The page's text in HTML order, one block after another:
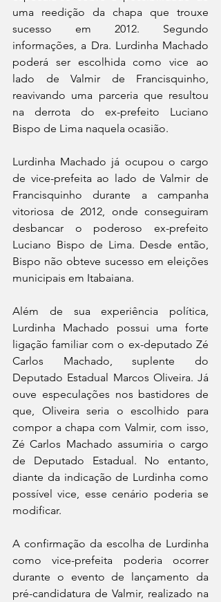
uma reedição da chapa que trouxe
sucesso em 2012. Segundo
informações, a Dra. Lurdinha Machado
poderá ser escolhida como vice ao
lado de Valmir de Francisquinho,
reavivando uma parceria que resultou
na derrota do ex-prefeito Luciano
Bispo de Lima naquela ocasião.
Lurdinha Machado já ocupou o cargo
de vice-prefeita ao lado de Valmir de
Francisquinho durante a campanha
vitoriosa de 2012, onde conseguiram
desbancar o poderoso ex-prefeito
Luciano Bispo de Lima. Desde então,
Bispo não obteve sucesso em eleições
municipais em Itabaiana.
Além de sua experiência política,
Lurdinha Machado possui uma forte
ligação familiar com o ex-deputado Zé
Carlos Machado, suplente do
Deputado Estadual Marcos Oliveira. Já
ouve especulações nos bastidores de
que, Oliveira seria o escolhido para
compor a chapa com Valmir, com isso,
Zé Carlos Machado assumiria o cargo
de Deputado Estadual. No entanto,
diante da indicação de Lurdinha como
possível vice, esse cenário poderia se
modificar.
A confirmação da escolha de Lurdinha
como vice-prefeita poderia ocorrer
durante o evento de lançamento da
pré-candidatura de Valmir, realizado na